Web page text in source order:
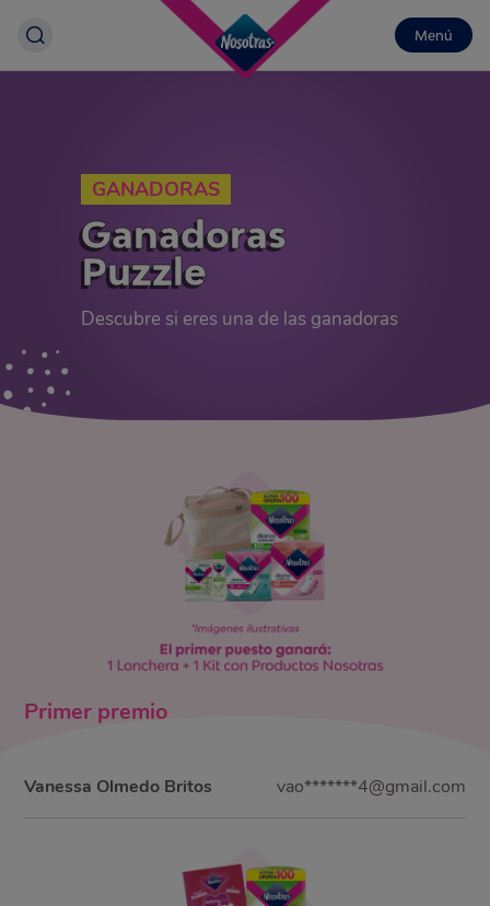
Menú
GANADORAS
Ganadoras
Puzzle
Descubre si eres una de las ganadoras
Primer premio
Vanessa Olmedo Britos vao*******4@gmail.com